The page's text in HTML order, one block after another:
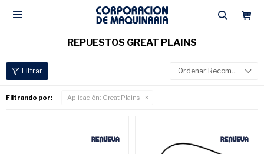

REPUESTOS GREAT PLAINS
Recomendados
Filtrando por: Aplicación: Great Plains